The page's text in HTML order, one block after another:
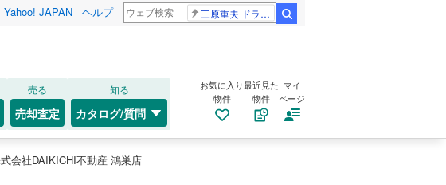
Yahoo! JAPAN ヘルプ 三原重夫 ドラマー
売る
売却査定
知る
カタログ/質問
お気に入り
物件
最近見た
物件
マイ
ページ
会社DAIKICHI不動産 鴻巣店